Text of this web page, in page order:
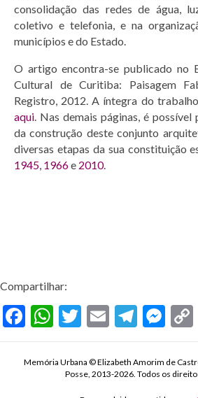
consolidação das redes de água,
coletivo e telefonia, e na
municípios e do Estado.
O artigo encontra-se publicado no
Cultural de Curitiba: Paisagem
Registro, 2012. A íntegra do
aqui. Nas demais páginas, é
da construção deste conjunto
diversas etapas da sua constituição
1945, 1966e 2010.
Compartilhar:
F
ac
e
W
h
at
T
w
itt
er
E
m
ai
l
T
el
e
gr
M
es
se
n
Memória Urbana © Elizabeth Amorim de
Posse, 2013-2026. Todos os